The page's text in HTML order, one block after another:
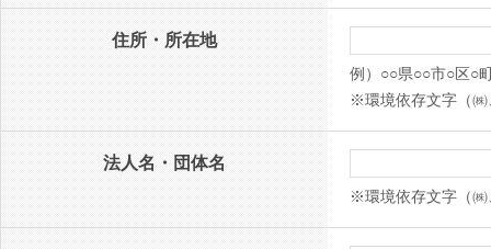
住所・所在地
例）○○県○○市○区○
※環境依存文字（
法人名・団体名
※環境依存文字（